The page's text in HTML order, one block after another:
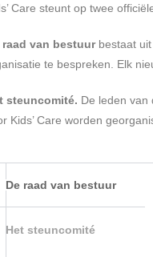
Care steunt op twee
raad van bestuurbestaat uit
te bespreken. Elk
steuncomité. De leden van
Kids’ Care worden
De raad van bestuur
Het steuncomité